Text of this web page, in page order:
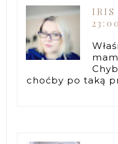
IRIS
23:00
choćby po taką